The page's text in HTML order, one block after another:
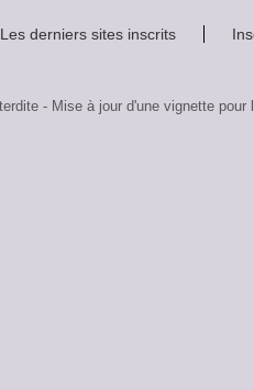
Les derniers sites inscrits
- Mise à jour d'une vignette